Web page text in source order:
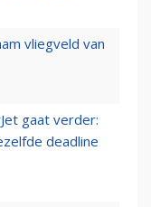
vliegveld van
gaat verder:
deadline